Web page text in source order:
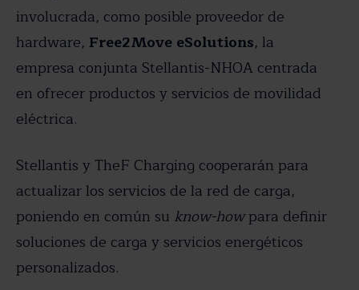
involucrada, como posible proveedor de
hardware, Free2Move eSolutions, la
empresa conjunta Stellantis-NHOA centrada
en ofrecer productos y servicios de movilidad
eléctrica.
Stellantis y TheF Charging cooperarán para
actualizar los servicios de la red de carga,
poniendo en común su know-howpara definir
soluciones de carga y servicios energéticos
personalizados.